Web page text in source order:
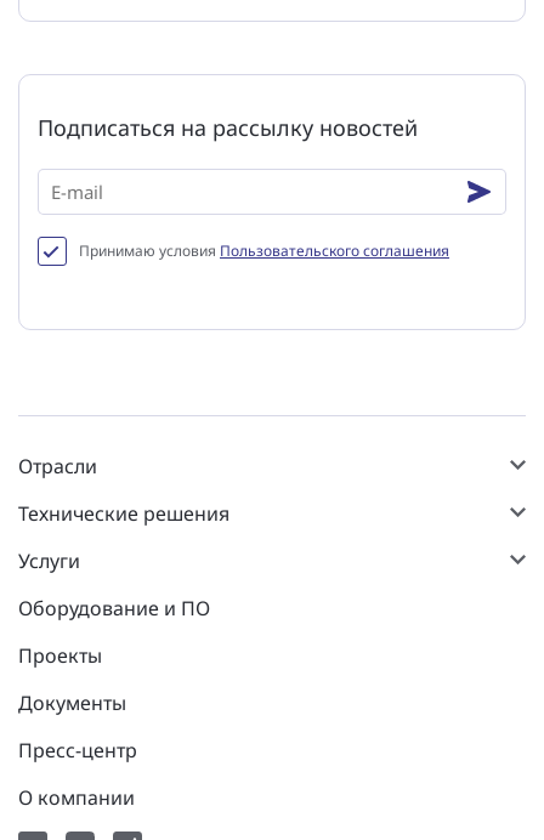
Подписаться на рассылку новостей
Принимаю условия Пользовательского соглашения
Отрасли
Технические решения
Услуги
Оборудование и ПО
Проекты
Документы
Пресс-центр
О компании